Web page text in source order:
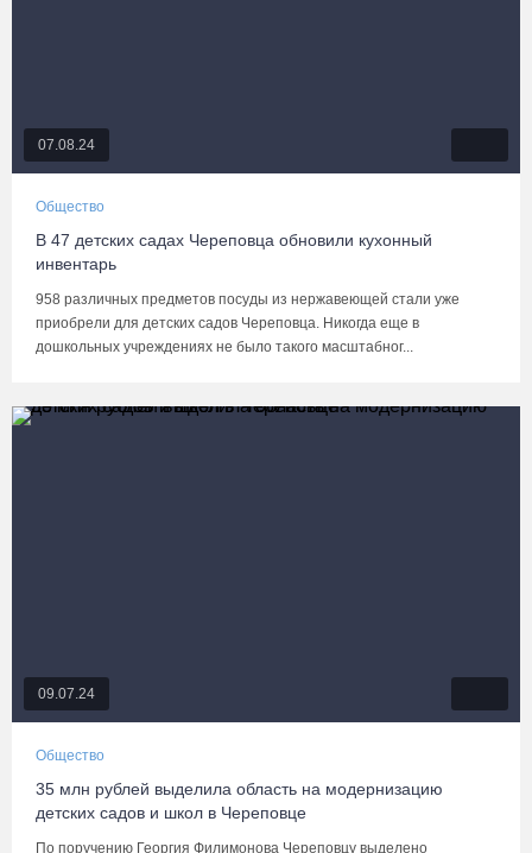
07.08.24
Общество
В 47 детских садах Череповца обновили кухонный
инвентарь
958 различных предметов посуды из нержавеющей стали уже
приобрели для детских садов Череповца. Никогда еще в
дошкольных учреждениях не было такого масштабног...
09.07.24
Общество
35 млн рублей выделила область на модернизацию
детских садов и школ в Череповце
По поручению Георгия Филимонова Череповцу выделено